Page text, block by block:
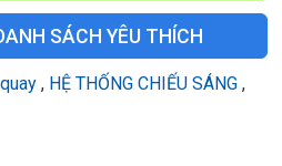
SÁCH YÊU THÍCH
, HỆ THỐNG CHIẾU SÁNG ,